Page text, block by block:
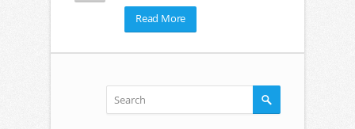
Read More